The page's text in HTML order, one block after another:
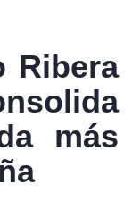
Ribera
más